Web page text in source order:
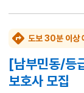
도보 30분 이상
[남부민동/등
보호사 모집